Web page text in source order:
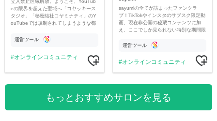
立入禁止区域解放。ようこそ、YouTub
eの限界を超えた聖域へ「コヤッキース
タジオ」「秘密結社コヤミナティ」のY
ouTubeでは規制されてしまうような都
公開。
運営ツール
オンラインコミュニティ
sayumiの全てが詰まったファンクラ
ブ！TikTokやインスタのサブスク限定動
画、現在非公開の秘蔵コンテンツに加
え、ここでしか見られない特別な期間限
運営ツール
オンラインコミュニティ
もっとおすすめサロンを見る